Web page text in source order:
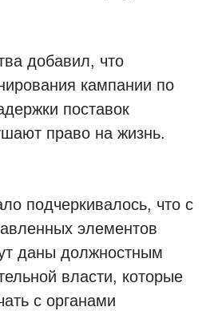
добавил, что
кампании по
поставок
право на жизнь.
подчеркивалось, что с
элементов
даны должностным
власти, которые
с органами